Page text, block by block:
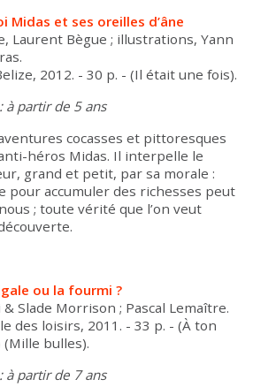
Midas et ses oreilles d’âne
Laurent Bègue ; illustrations, Yann
2012. - 30 p. - (Il était une fois).
à partir de 5 ans
cocasses et pittoresques
héros Midas. Il interpelle le
grand et petit, par sa morale :
pour accumuler des richesses peut
; toute vérité que l’on veut
ou la fourmi ?
& Slade Morrison ; Pascal Lemaître.
des loisirs, 2011. - 33 p. - (À ton
(Mille bulles).
à partir de 7 ans